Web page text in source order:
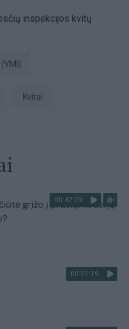
inspekcijos kvitų
kvitai
00:42:29
grįžo į praeitį: kodėl jų
00:21:19